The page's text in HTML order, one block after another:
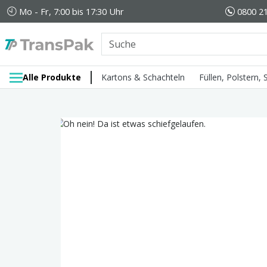
Mo - Fr, 7:00 bis 17:30 Uhr 0800
Alle Produkte Kartons & Schachteln Füllen, Polstern,